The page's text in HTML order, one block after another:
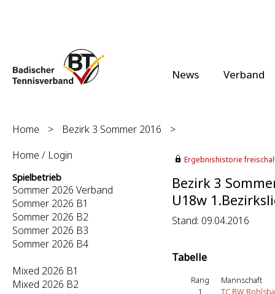
News Verband
Home > Bezirk 3 Sommer 2016
>
Home / Login
Spielbetrieb
Sommer 2026 Verband
Sommer 2026 B1
Sommer 2026 B2
Sommer 2026 B3
Sommer 2026 B4
Mixed 2026 B1
Mixed 2026 B2
Ergebnishistorie
Bezirk 3
U18w
Stand: 09.04.2016
Tabelle
Rang
Mannschaft
1
TC BW